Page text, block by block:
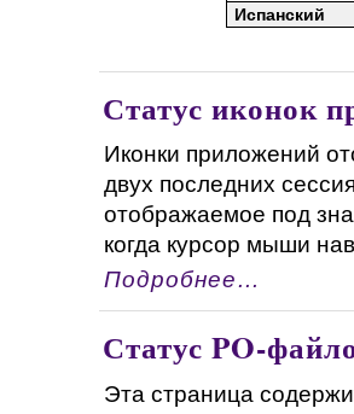
Испанский
Статус иконок
Иконки приложений
двух последних
отображаемое под
когда курсор мыши
Подробнее…
Статус PO-
Эта страница